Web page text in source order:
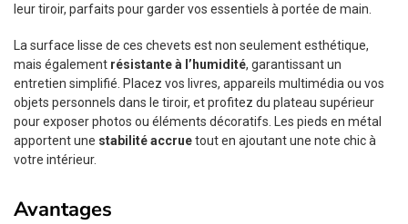
leur tiroir, parfaits pour garder vos essentiels à portée de main.
La surface lisse de ces chevets est non seulement esthétique,
mais également résistante à l’humidité, garantissant un
entretien simplifié. Placez vos livres, appareils multimédia ou vos
objets personnels dans le tiroir, et profitez du plateau supérieur
pour exposer photos ou éléments décoratifs. Les pieds en métal
apportent une stabilité accruetout en ajoutant une note chic à
votre intérieur.
Avantages